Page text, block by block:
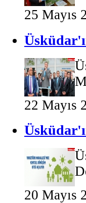
25 Mayıs
22 Mayıs
20 Mayıs